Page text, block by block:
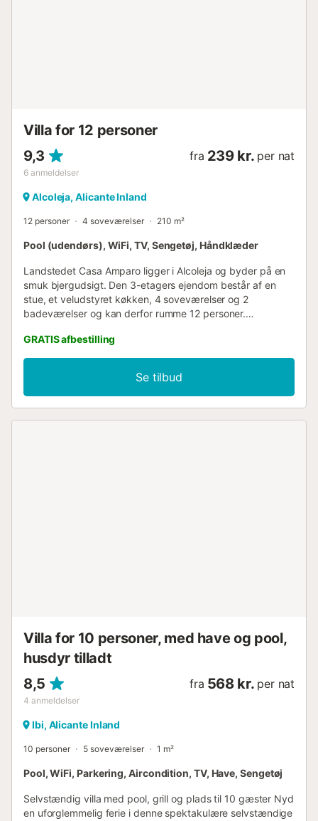
Villa for 12 personer
9,3
6 anmeldelser
fra 239 kr. per nat
Alcoleja, Alicante Inland
12 personer 4 soveværelser 210 m²
Pool (udendørs), WiFi, TV, Sengetøj, Håndklæder
Landstedet Casa Amparo ligger i Alcoleja og byder på en
smuk bjergudsigt. Den 3-etagers ejendom består af en
stue, et veludstyret køkken, 4 soveværelser og 2
badeværelser og kan derfor rumme 12 personer.
til videoopkald), et smart-tv med streamingtjenester, en
ventilator, en vaskemaskine samt en tørretumbler. Der er
også 2 højstole og 2 babysenge til rådighed. Dette
feriehus har et privat udendørsområde med en pool, grill
og udendørs bruser. Der er gratis parkering på gaden.
GRATIS afbestilling
Se tilbud
Villa for 10 personer, med have og pool,
husdyr tilladt
8,5
4 anmeldelser
fra 568 kr. per nat
Ibi, Alicante Inland
10 personer 5 soveværelser 1 m²
Pool, WiFi, Parkering, Aircondition, TV, Have, Sengetøj
Selvstændig villa med pool, grill og plads til 10 gæster Nyd
en uforglemmelig ferie i denne spektakulære selvstændige